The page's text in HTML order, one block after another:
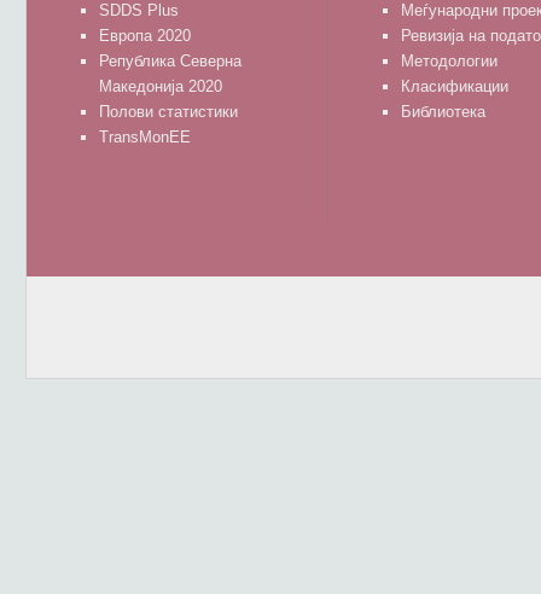
SDDS Plus
Европа 2020
Република Северна
Македонија 2020
Полови статистики
TransMonEE
Меѓународни
Ревизија на
Методологии
Класификации
Библиотека